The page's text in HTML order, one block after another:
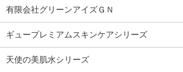
有限会社グリーンアイズＧＮ
ギュープレミアムスキンケアシリーズ
天使の美肌水シリーズ